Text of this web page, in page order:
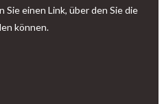
einen Link, über den Sie die
können.